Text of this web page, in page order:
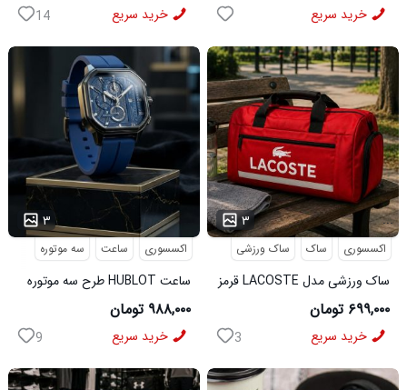
خرید سریع 14 خرید سریع
۳
اکسسوری ساعت سه موتوره
ساعت HUBLOT طرح سه موتوره
سورمه ای کد 6559
۹۸۸,۰۰۰ تومان
خرید سریع 9
۳ ...
اکسسوری ساک ساک ورزشی
ساک ورزشی مدل LACOSTE قرمز
کد6567
۶۹۹,۰۰۰ تومان
خرید سریع 3